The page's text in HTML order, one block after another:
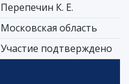
Перепечин К. Е.
Московская область
Участие подтверждено